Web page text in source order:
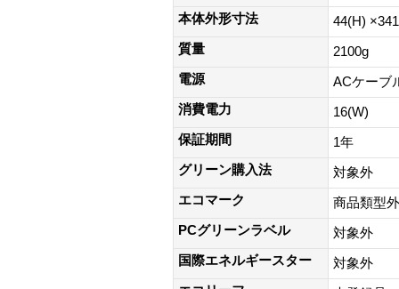
本体外形寸法
44(H)
質量
2100g
電源
ACケーブ
消費電力
16(W)
保証期間
1年
グリーン購入法
対象外
エコマーク
商品類型外
PCグリーンラベル
対象外
国際エネルギースター
対象外